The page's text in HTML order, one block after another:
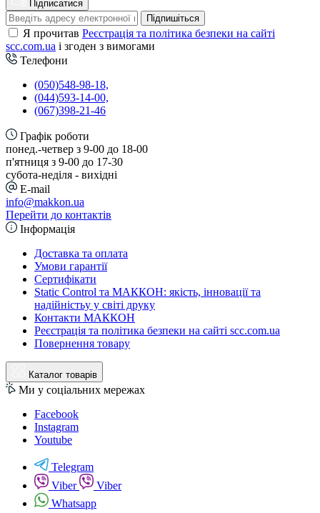
Підписатися
Підпишіться
Я прочитав Реєстрація та політика безпеки на сайті
scc.com.ua і згоден з вимогами
Телефони
(050)548-98-18,
(044)593-14-00,
(067)398-21-46
Графік роботи
понед.-четвер з 9-00 до 18-00
п'ятниця з 9-00 до 17-30
cубота-неділя - вихідні
E-mail
info@makkon.ua
Перейти до контактів
Інформація
Доставка та оплата
Умови гарантії
Сертифікати
Static Control та МАККОН: якість, інновації та
надійністьу у світі друку
Контакти МАККОН
Реєстрація та політика безпеки на сайті scc.com.ua
Повернення товару
Каталог товарів
Ми у соціальних мережах
Facebook
Instagram
Youtube
Telegram
Viber
Viber
Whatsapp